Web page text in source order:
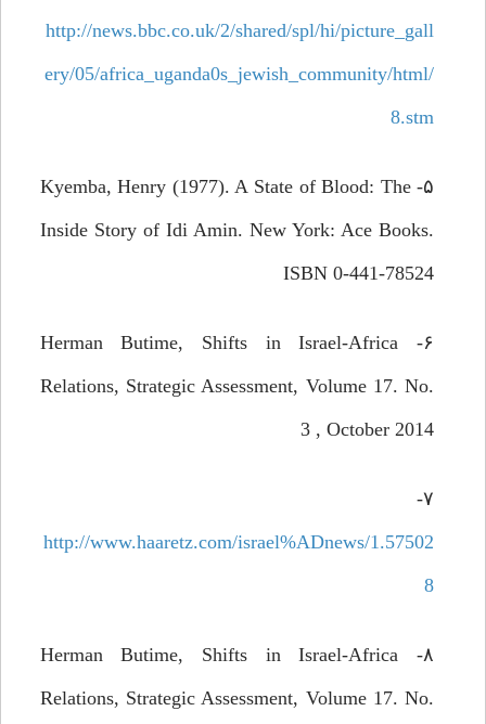
http://news.bbc.co.uk/2/shared/spl/hi/picture_gall
ery/05/africa_uganda0s_jewish_community/html/
8.stm
۵- Kyemba, Henry (1977). A State of Blood: The
Inside Story of Idi Amin. New York: Ace Books.
ISBN 0-441-78524
۶- Herman Butime, Shifts in Israel-Africa
Relations, Strategic Assessment, Volume 17. No.
3 , October 2014
۷-
http://www.haaretz.com/israel%ADnews/1.57502
8
۸- Herman Butime, Shifts in Israel-Africa
Relations, Strategic Assessment, Volume 17. No.